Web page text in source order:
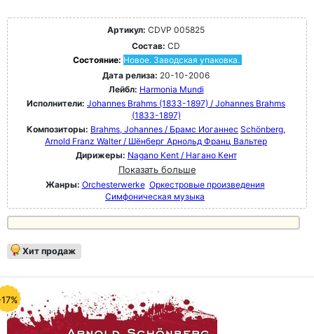
Артикул: CDVP 005825
Состав: CD
Состояние: Новое. Заводская упаковка.
Дата релиза: 20-10-2006
Лейбл: Harmonia Mundi
Исполнители: Johannes Brahms (1833-1897) / Johannes Brahms
(1833-1897)
Композиторы: Brahms, Johannes / Брамс Иоганнес Schönberg,
Arnold Franz Walter / Шёнберг Арнольд Франц Вальтер
Дирижеры: Nagano Kent / Нагано Кент
Показать больше
Жанры: Orchesterwerke Оркестровые произведения
Симфоническая музыка
Хит продаж